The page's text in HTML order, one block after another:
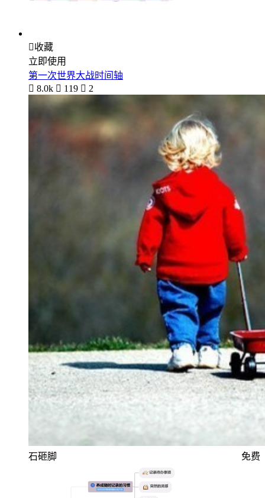
收藏
立即使用
第一次世界大战时间轴
 8.0k  119  2
石砸脚 免费